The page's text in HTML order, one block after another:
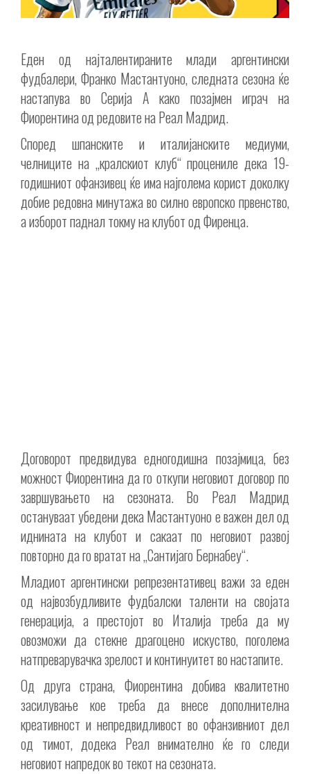
Еден од најталентираните млади аргентински
фудбалери, Франко Мастантуоно, следната сезона ќе
настапува во Серија А како позајмен играч на
Фиорентина од редовите на Реал Мадрид.
Според шпанските и италијанските медиуми,
челниците на „кралскиот клуб“ процениле дека 19-
годишниот офанзивец ќе има најголема корист доколку
добие редовна минутажа во силно европско првенство,
а изборот паднал токму на клубот од Фиренца.
Договорот предвидува едногодишна позајмица, без
можност Фиорентина да го откупи неговиот договор по
завршувањето на сезоната. Во Реал Мадрид
остануваат убедени дека Мастантуоно е важен дел од
иднината на клубот и сакаат по неговиот развој
повторно да го вратат на „Сантијаго Бернабеу“.
Младиот аргентински репрезентативец важи за еден
од највозбудливите фудбалски таленти на својата
генерација, а престојот во Италија треба да му
овозможи да стекне драгоцено искуство, поголема
натпреварувачка зрелост и континуитет во настапите.
Од друга страна, Фиорентина добива квалитетно
засилување кое треба да внесе дополнителна
креативност и непредвидливост во офанзивниот дел
од тимот, додека Реал внимателно ќе го следи
неговиот напредок во текот на сезоната.